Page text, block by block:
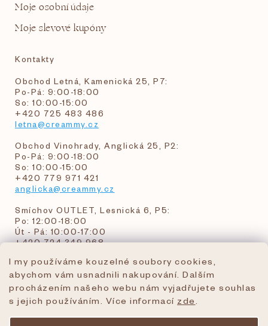
I my používáme kouzelné soubory cookies,
abychom vám usnadnili nakupování. Dalším
procházením našeho webu nám vyjadřujete souhlas
s jejich používáním. Více informací zde
Moje osobní údaje
Moje slevové kupóny
Kontakty
Obchod Letná, Kamenická 25, P7:
Po-Pá: 9:00-18:00
So: 10:00-15:00
+420 725 483 486
letna@creammy.cz
Obchod Vinohrady, Anglická 25, P2:
Po-Pá: 9:00-18:00
So: 10:00-15:00
+420 779 971 421
anglicka@creammy.cz
Smíchov OUTLET, Lesnická 6, P5:
Po: 12:00-18:00
Út - Pá: 10:00-17:00
+420 724 349 968
objednavky@creammy.cz
tel:+420 724 349 968